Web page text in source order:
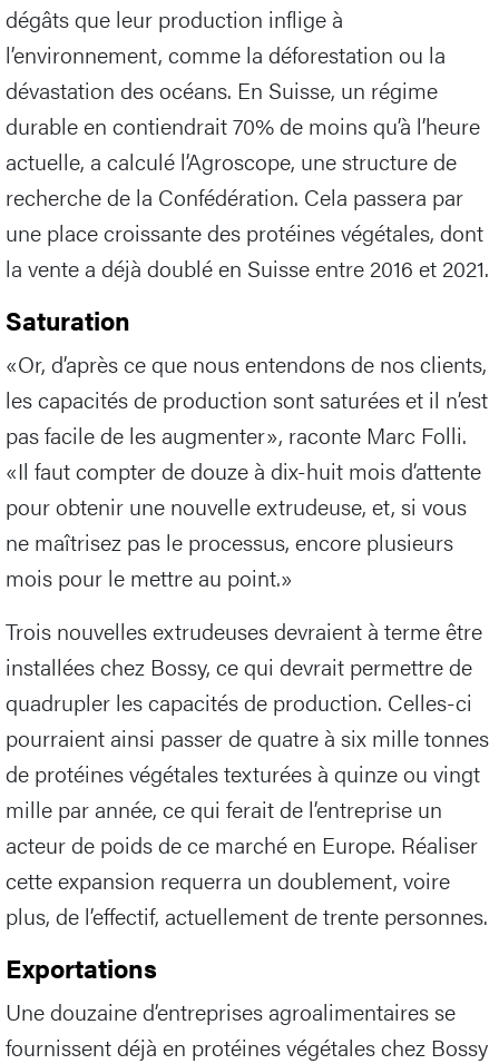
dégâts que leur production inflige à
l’environnement, comme la déforestation ou la
dévastation des océans. En Suisse, un régime
durable en contiendrait 70% de moins qu’à l’heure
actuelle, a calculé l’Agroscope, une structure de
recherche de la Confédération. Cela passera par
une place croissante des protéines végétales, dont
la vente a déjà doublé en Suisse entre 2016 et 2021.
Saturation
«Or, d’après ce que nous entendons de nos clients,
les capacités de production sont saturées et il n’est
pas facile de les augmenter», raconte Marc Folli.
«Il faut compter de douze à dix-huit mois d’attente
pour obtenir une nouvelle extrudeuse, et, si vous
ne maîtrisez pas le processus, encore plusieurs
mois pour le mettre au point.»
Trois nouvelles extrudeuses devraient à terme être
installées chez Bossy, ce qui devrait permettre de
quadrupler les capacités de production. Celles-ci
pourraient ainsi passer de quatre à six mille tonnes
de protéines végétales texturées à quinze ou vingt
mille par année, ce qui ferait de l’entreprise un
acteur de poids de ce marché en Europe. Réaliser
cette expansion requerra un doublement, voire
plus, de l’effectif, actuellement de trente personnes.
Exportations
Une douzaine d’entreprises agroalimentaires se
fournissent déjà en protéines végétales chez Bossy